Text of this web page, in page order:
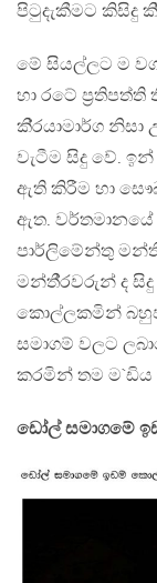
පිටුදැකීමට කිසිදු
මේ සියල්ලට ම
හා රටේ
කි‍්‍රයාමාර්ග නිසා
වැටීම සිදු වේ.
ඇති කිරීම හා
ඇත. වර්තමානයේ
පාර්ලිමේන්තු
මන්තී‍්‍රවරුන් ද
කොල්ලකමින්
සමාගම් වලට
කරමින් තම ම`ඩිය
ඩෝල් සමාගමේ